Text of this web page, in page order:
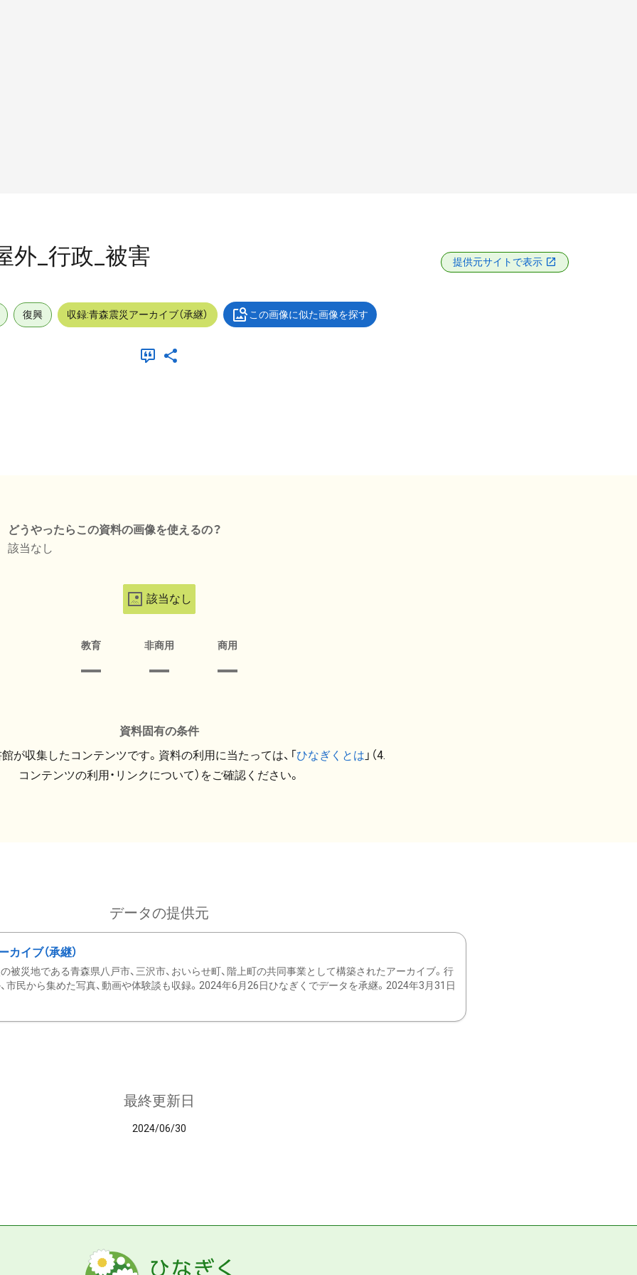
外_行政_被害 提供元サイトで表示
復興 収録:青森震災アーカイブ（承継） この画像に似た画像を探す
どうやったらこの資料の画像を使えるの？
該当なし
該当なし
教育 非商用 商用
資料固有の条件
が収集したコンテンツです。資料の利用に当たっては、「ひなぎくとは 」（4.
コンテンツの利用・リンクについて）をご確認ください。
データの提供元
イブ（承継）
被災地である青森県八戸市、三沢市、おいらせ町、階上町の共同事業として構築されたアーカイブ。行
市民から集めた写真、動画や体験談も収録。2024年6月26日ひなぎくでデータを承継。2024年3月31日
最終更新日
2024/06/30